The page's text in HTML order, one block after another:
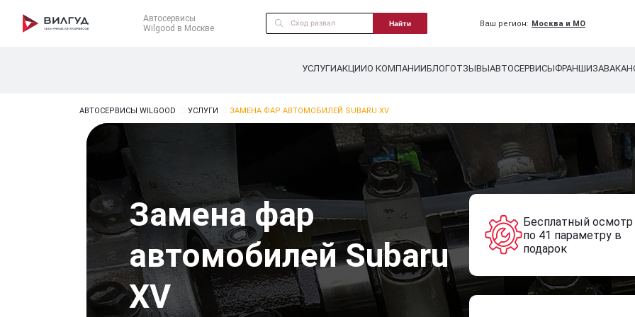
Автосервисы
Wilgood в Москве
Найти Ваш регион: Москва и МО
УСЛУГИАКЦИИО КОМПАНИИБЛОГОТЗЫВЫАВТОСЕРВИСЫФРАНШИЗА
АВТОСЕРВИСЫ WILGOOD УСЛУГИ ЗАМЕНА ФАР АВТОМОБИЛЕЙ SUBARU XV
Замена фар
автомобилей Subaru
XV
Бесплатный осмотр
по 41 параметру в
подарок